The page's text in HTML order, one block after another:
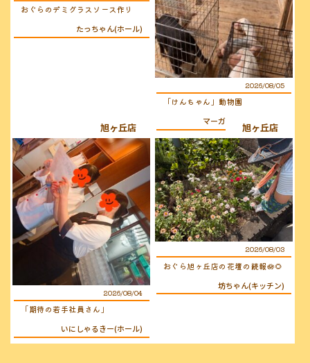
おぐらのデミグラスソース作り
たっちゃん(ホール)
2026/08/05
「けんちゃん」動物園
マーガレット(キッチン)
旭ヶ丘店
2026/08/04
「期待の若手社員さん」
いにしゃるきー(ホール)
旭ヶ丘店
2026/08/03
おぐら旭ヶ丘店の花壇の続報🪷🌻
坊ちゃん(キッチン)